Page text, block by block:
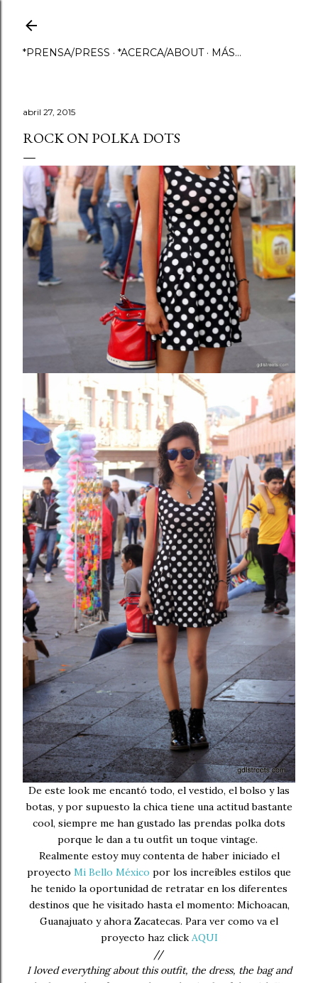
*PRENSA/PRESS *ACERCA/ABOUT MÁS…
abril 27, 2015
ROCK ON POLKA DOTS
De este look me encantó todo, el vestido, el bolso y las
botas, y por supuesto la chica tiene una actitud bastante
cool, siempre me han gustado las prendas polka dots
porque le dan a tu outfit un toque vintage.
Realmente estoy muy contenta de haber iniciado el
proyecto Mi Bello México por los increíbles estilos que
he tenido la oportunidad de retratar en los diferentes
destinos que he visitado hasta el momento: Michoacan,
Guanajuato y ahora Zacatecas. Para ver como va el
proyecto haz click AQUI
//
I loved everything about this outfit, the dress, the bag and